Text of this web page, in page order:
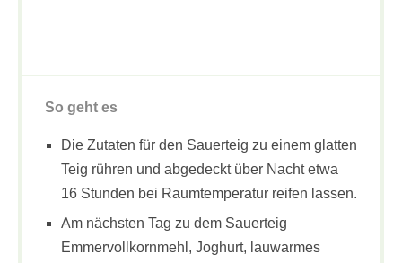
So geht es
Die Zutaten für den Sauerteig zu einem glatten
Teig rühren und abgedeckt über Nacht etwa
16 Stunden bei Raumtemperatur reifen lassen.
Am nächsten Tag zu dem Sauerteig
Emmervollkornmehl, Joghurt, lauwarmes